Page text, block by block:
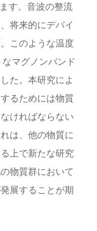
す。音波の整流
将来的にデバイ
このような温度
マグノンバンド
た。本研究によ
るためには物質
ければならない
は、他の物質に
上で新たな研究
物質群において
展することが期